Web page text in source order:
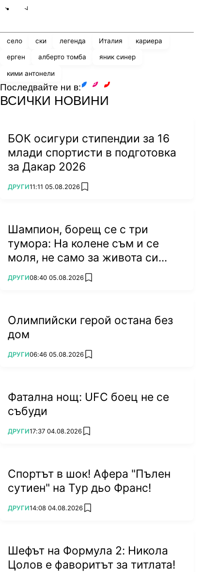
село ски легенда Италия кариера
ерген алберто томба яник синер
кими антонели
Последвайте ни в:
ВСИЧКИ НОВИНИ
БОК осигури стипендии за 16
млади спортисти в подготовка
за Дакар 2026
ПОВЕЧЕ ОТ
ДРУГИ11:11 05.08.2026 add favorites
Шампион, борещ се с три
тумора: На колене съм и се
моля, не само за живота си...
ПОВЕЧЕ ОТ
ДРУГИ08:40 05.08.2026 add favorites
Олимпийски герой остана без
дом
ПОВЕЧЕ ОТ
ДРУГИ06:46 05.08.2026 add favorites
Фатална нощ: UFC боец не се
събуди
ПОВЕЧЕ ОТ
ДРУГИ17:37 04.08.2026 add favorites
Спортът в шок! Афера "Пълен
сутиен" на Тур дьо Франс!
ПОВЕЧЕ ОТ
ДРУГИ14:08 04.08.2026 add favorites
Шефът на Формула 2: Никола
Цолов е фаворитът за титлата!